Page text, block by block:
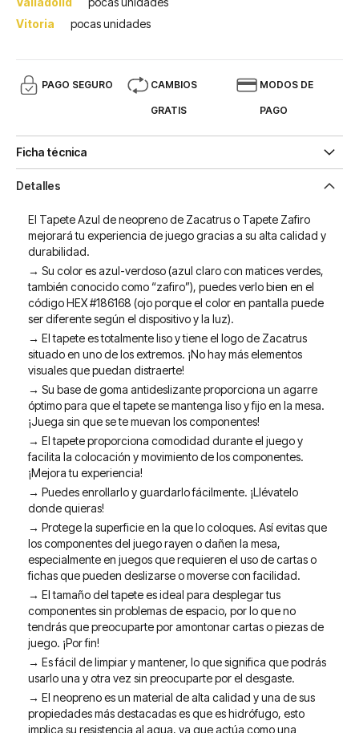
Vitoria
pocas unidades
PAGO SEGURO CAMBIOS
GRATIS
MODOS DE
PAGO
Ficha técnica
Detalles
El Tapete Azul de neopreno de Zacatrus o Tapete Zafiro
mejorará tu experiencia de juego gracias a su alta calidad y
durabilidad.
→ Su color es azul-verdoso (azul claro con matices verdes,
también conocido como “zafiro”), puedes verlo bien en el
código HEX #186168 (ojo porque el color en pantalla puede
ser diferente según el dispositivo y la luz).
→ El tapete es totalmente liso y tiene el logo de Zacatrus
situado en uno de los extremos. ¡No hay más elementos
visuales que puedan distraerte!
→ Su base de goma antideslizante proporciona un agarre
óptimo para que el tapete se mantenga liso y fijo en la mesa.
¡Juega sin que se te muevan los componentes!
→ El tapete proporciona comodidad durante el juego y
facilita la colocación y movimiento de los componentes.
¡Mejora tu experiencia!
→ Puedes enrollarlo y guardarlo fácilmente. ¡Llévatelo
donde quieras!
→ Protege la superficie en la que lo coloques. Así evitas que
los componentes del juego rayen o dañen la mesa,
especialmente en juegos que requieren el uso de cartas o
fichas que pueden deslizarse o moverse con facilidad.
→ El tamaño del tapete es ideal para desplegar tus
componentes sin problemas de espacio, por lo que no
tendrás que preocuparte por amontonar cartas o piezas de
juego. ¡Por fin!
→ Es fácil de limpiar y mantener, lo que significa que podrás
usarlo una y otra vez sin preocuparte por el desgaste.
→ El neopreno es un material de alta calidad y una de sus
propiedades más destacadas es que es hidrófugo, esto
implica su resistencia al agua, ya que actúa como una